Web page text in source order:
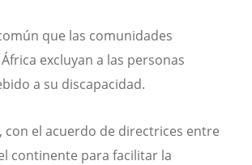
que las comunidades
excluyan a las personas
a su discapacidad.
con el acuerdo de directrices entre
continente para facilitar la